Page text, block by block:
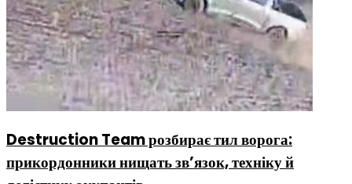
Destruction Team розбирає тил ворога:
прикордонники нищать зв’язок, техніку й